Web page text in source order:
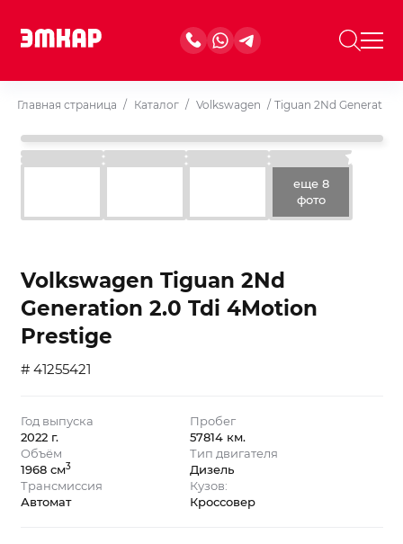
Главная страница / Каталог / Volkswagen / Tiguan 2Nd
еще 8
фото
Volkswagen Tiguan 2Nd
Generation 2.0 Tdi 4Motion
Prestige
# 41255421
Год выпуска
2022 г.
Пробег
57814 км.
Объём
1968 см3
Тип двигателя
Дизель
Трансмиссия
Автомат
Кузов:
Кроссовер